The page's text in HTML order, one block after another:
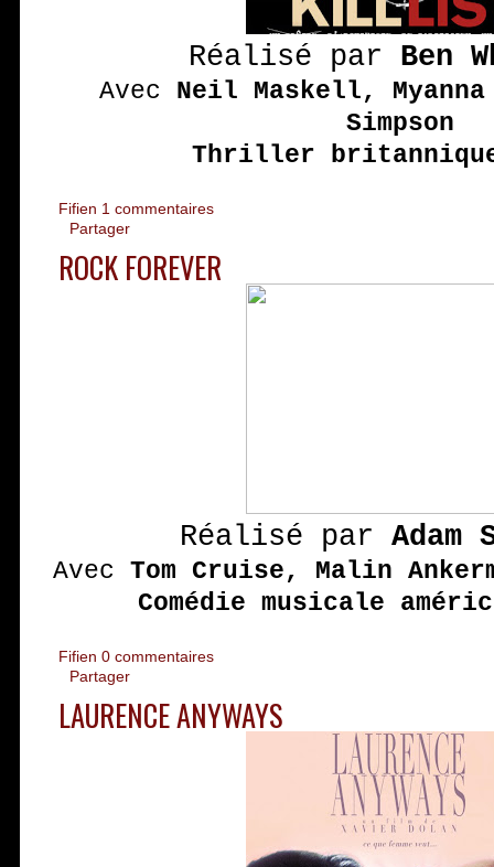
Réalisé par Ben
Avec Neil Maskell,
Simpson
Thriller
Fifien 1 commentaires
Partager
ROCK FOREVER
Réalisé par Adam
Avec Tom Cruise, Malin
Comédie musicale
Fifien 0 commentaires
Partager
LAURENCE ANYWAYS